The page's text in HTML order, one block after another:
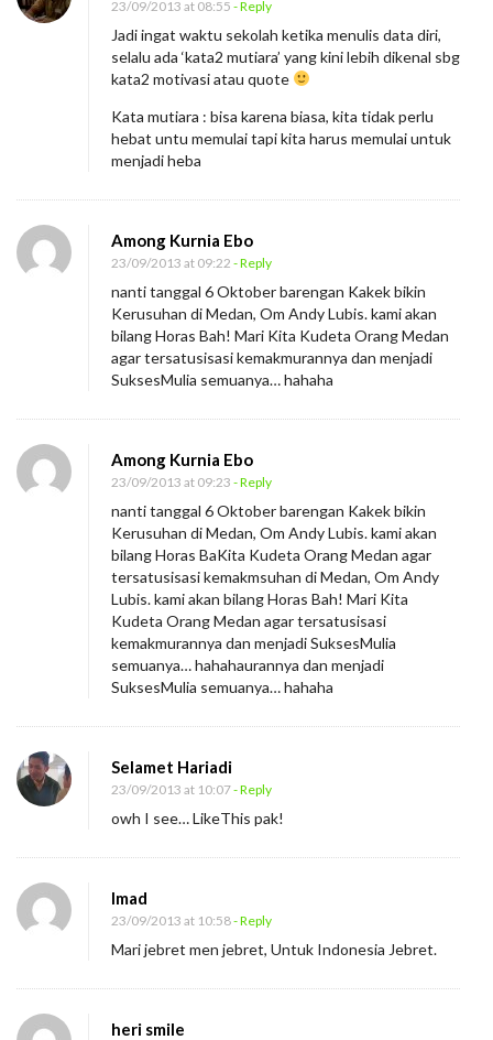
23/09/2013 at 08:55 - Reply
Jadi ingat waktu sekolah ketika menulis data diri,
selalu ada ‘kata2 mutiara’ yang kini lebih dikenal sbg
kata2 motivasi atau quote
Kata mutiara : bisa karena biasa, kita tidak perlu
hebat untu memulai tapi kita harus memulai untuk
menjadi heba
Among Kurnia Ebo
23/09/2013 at 09:22 - Reply
nanti tanggal 6 Oktober barengan Kakek bikin
Kerusuhan di Medan, Om Andy Lubis. kami akan
bilang Horas Bah! Mari Kita Kudeta Orang Medan
agar tersatusisasi kemakmurannya dan menjadi
SuksesMulia semuanya… hahaha
Among Kurnia Ebo
23/09/2013 at 09:23 - Reply
nanti tanggal 6 Oktober barengan Kakek bikin
Kerusuhan di Medan, Om Andy Lubis. kami akan
bilang Horas BaKita Kudeta Orang Medan agar
tersatusisasi kemakmsuhan di Medan, Om Andy
Lubis. kami akan bilang Horas Bah! Mari Kita
Kudeta Orang Medan agar tersatusisasi
kemakmurannya dan menjadi SuksesMulia
semuanya… hahahaurannya dan menjadi
SuksesMulia semuanya… hahaha
Selamet Hariadi
23/09/2013 at 10:07- Reply
owh I see… LikeThis pak!
Imad
23/09/2013 at 10:58- Reply
Mari jebret men jebret, Untuk Indonesia Jebret.
heri smile